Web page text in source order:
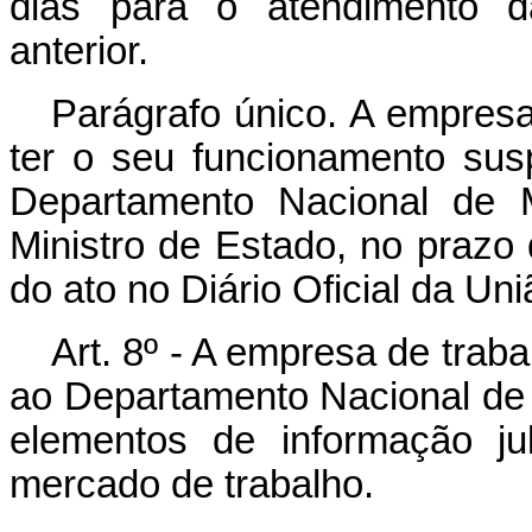
anterior.
Parágrafo único. A
ter o seu funcionamento
Departamento Nacional de
Ministro de Estado, no
do ato no Diário Oficial da
Art. 8º - A empresa de
ao Departamento Nacional
elementos de informação
mercado de trabalho.